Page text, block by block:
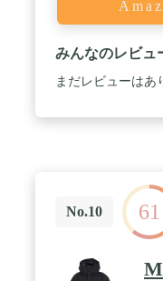
みんなのレビュ
まだレビューはあ
No.10 61